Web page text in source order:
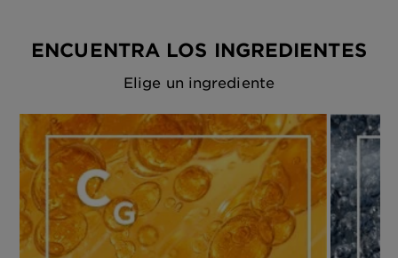
ENCUENTRA LOS INGREDIENTES
Elige un ingrediente